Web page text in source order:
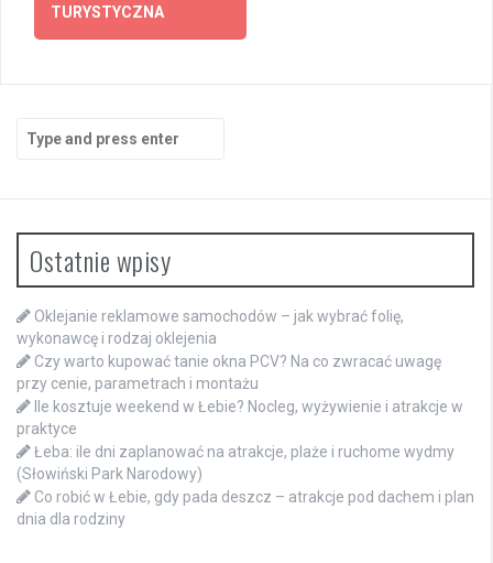
TURYSTYCZNA
for:
Ostatnie wpisy
Oklejanie reklamowe samochodów – jak wybrać folię,
wykonawcę i rodzaj oklejenia
Czy warto kupować tanie okna PCV? Na co zwracać uwagę
przy cenie, parametrach i montażu
Ile kosztuje weekend w Łebie? Nocleg, wyżywienie i atrakcje w
praktyce
Łeba: ile dni zaplanować na atrakcje, plaże i ruchome wydmy
(Słowiński Park Narodowy)
Co robić w Łebie, gdy pada deszcz – atrakcje pod dachem i plan
dnia dla rodziny